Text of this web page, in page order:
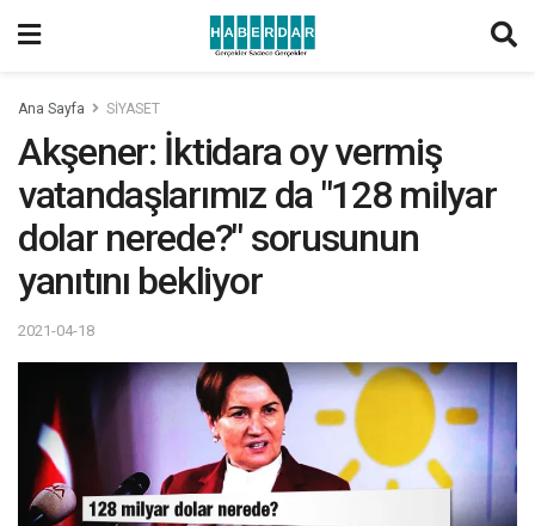
Ana Sayfa SİYASET
Akşener: İktidara oy vermiş
vatandaşlarımız da "128 milyar
dolar nerede?" sorusunun
yanıtını bekliyor
2021-04-18